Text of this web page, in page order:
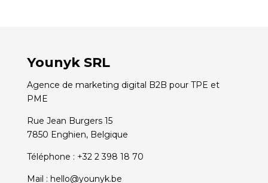
Younyk SRL
Agence de marketing digital B2B pour TPE et
PME
Rue Jean Burgers 15
7850 Enghien, Belgique
Téléphone : +32 2 398 18 70
Mail : hello@younyk.be